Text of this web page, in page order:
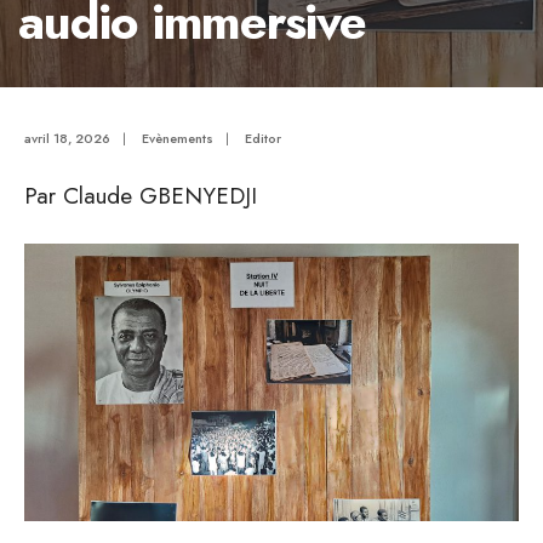
audio immersive
avril 18, 2026 | Evènements | Editor
Par Claude GBENYEDJI